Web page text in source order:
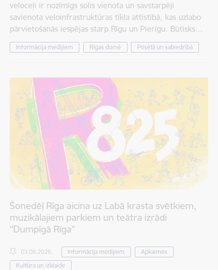
veloceļi ir nozīmīgs solis vienota un savstarpēji
savienota veloinfrastruktūras tīkla attīstībā, kas uzlabo
pārvietošanās iespējas starp Rīgu un Pierīgu. Būtisks…
Informācija medijiem Rīgas domē Pilsētā un sabiedrībā
Šonedēļ Rīga aicina uz Labā krasta svētkiem,
muzikālajiem parkiem un teātra izrādi
“Dumpīgā Rīga”
03.08.2026. Informācija medijiem
Apkaimēs
Kultūra un izklaide